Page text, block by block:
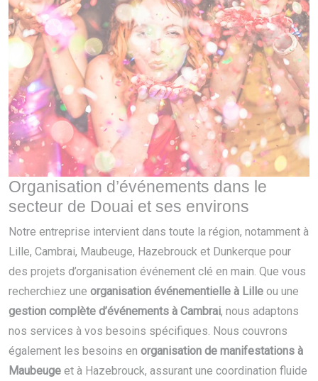
Organisation d’événements dans le
secteur de Douai et ses environs
Notre entreprise intervient dans toute la région, notamment à
Lille, Cambrai, Maubeuge, Hazebrouck et Dunkerque pour
des projets d’organisation événement clé en main. Que vous
recherchiez une organisation événementielle à Lille ou une
gestion complète d’événements à Cambrai, nous adaptons
nos services à vos besoins spécifiques. Nous couvrons
également les besoins en organisation de manifestations à
Maubeuge et à Hazebrouck, assurant une coordination fluide